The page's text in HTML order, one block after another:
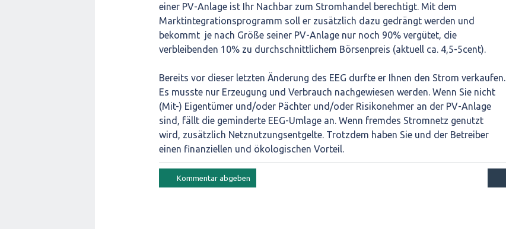
einer PV-Anlage ist Ihr Nachbar zum Stromhandel berechtigt. Mit dem
Marktintegrationsprogramm soll er zusätzlich dazu gedrängt werden und
bekommt je nach Größe seiner PV-Anlage nur noch 90% vergütet, die
verbleibenden 10% zu durchschnittlichem Börsenpreis (aktuell ca. 4,5-5cent).
Bereits vor dieser letzten Änderung des EEG durfte er Ihnen den Strom verkaufen.
Es musste nur Erzeugung und Verbrauch nachgewiesen werden. Wenn Sie nicht
(Mit-) Eigentümer und/oder Pächter und/oder Risikonehmer an der PV-Anlage
sind, fällt die geminderte EEG-Umlage an. Wenn fremdes Stromnetz genutzt
wird, zusätzlich Netznutzungsentgelte. Trotzdem haben Sie und der Betreiber
einen finanziellen und ökologischen Vorteil.